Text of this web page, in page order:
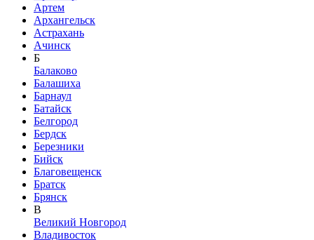
Артем
Архангельск
Астрахань
Ачинск
Б
Балаково
Балашиха
Барнаул
Батайск
Белгород
Бердск
Березники
Бийск
Благовещенск
Братск
Брянск
В
Великий Новгород
Владивосток